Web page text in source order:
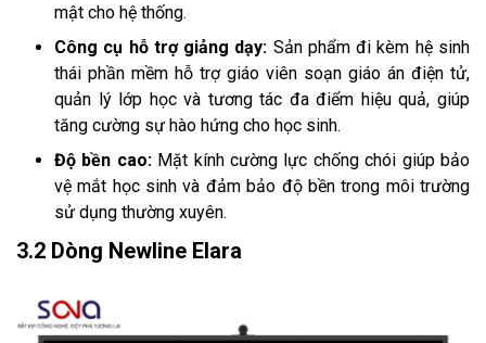
mật cho hệ thống.
Công cụ hỗ trợ giảng dạy: Sản phẩm đi kèm hệ sinh
thái phần mềm hỗ trợ giáo viên soạn giáo án điện tử,
quản lý lớp học và tương tác đa điểm hiệu quả, giúp
tăng cường sự hào hứng cho học sinh.
Độ bền cao:Mặt kính cường lực chống chói giúp bảo
vệ mắt học sinh và đảm bảo độ bền trong môi trường
sử dụng thường xuyên.
3.2 Dòng Newline Elara